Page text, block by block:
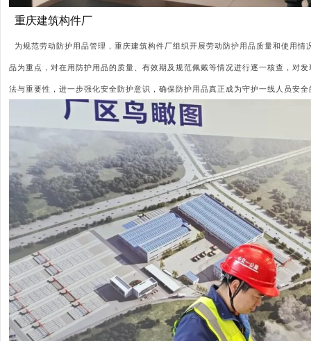
重庆建筑构件厂
为规范劳动防护用品管理，重庆建筑构件厂组织开展劳动防护用品质量和使用
品为重点，对在用防护用品的质量、有效期及规范佩戴等情况进行逐一核查，对
法与重要性，进一步强化安全防护意识，确保防护用品真正成为守护一线人员安